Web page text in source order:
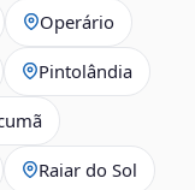
Operário
Pintolândia
Raiar do Sol